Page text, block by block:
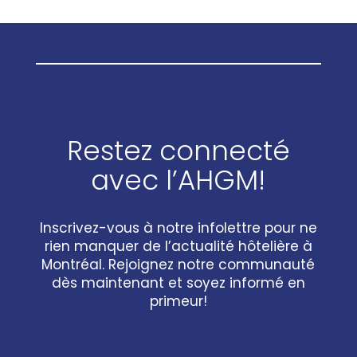
Restez connecté
avec l’AHGM!
Inscrivez-vous à notre infolettre pour ne
rien manquer de l’actualité hôtelière à
Montréal. Rejoignez notre communauté
dès maintenant et soyez informé en
primeur!